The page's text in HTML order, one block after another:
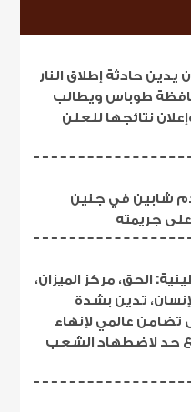
حادثة إطلاق النار
طوباس ويطالب
نتائجها للعلن
شابين في جنين
جريمته
الحق، مركز الميزان،
تدين بشدة
تضامن عالمي لإنهاء
حد لاضطهاد الشعب